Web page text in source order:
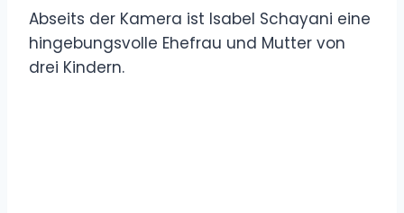
Abseits der Kamera ist Isabel Schayani eine
hingebungsvolle Ehefrau und Mutter von
drei Kindern.